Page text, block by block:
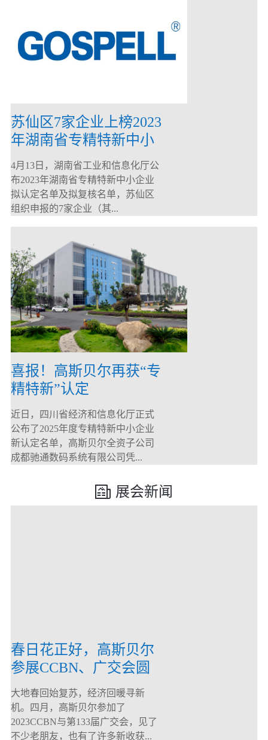
苏仙区7家企业上榜2023
年湖南省专精特新中小
企业
4月13日，湖南省工业和信息化厅公
布2023年湖南省专精特新中小企业
拟认定名单及拟复核名单，苏仙区
组织申报的7家企业（其...
喜报！高斯贝尔再获“专
精特新”认定
近日，四川省经济和信息化厅正式
公布了2025年度专精特新中小企业
新认定名单，高斯贝尔全资子公司
成都驰通数码系统有限公司凭...
展会新闻
春日花正好，高斯贝尔
参展CCBN、广交会圆
满落幕！
大地春回始复苏，经济回暖寻新
机。四月，高斯贝尔参加了
2023CCBN与第133届广交会，见了
不少老朋友，也有了许多新收获...